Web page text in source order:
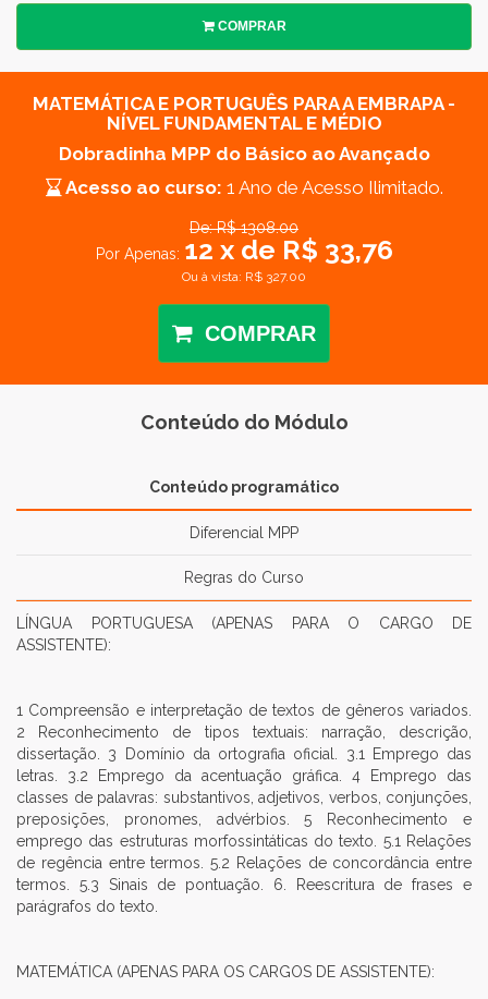
COMPRAR
MATEMÁTICA E PORTUGUÊS PARA A EMBRAPA -
NÍVEL FUNDAMENTAL E MÉDIO
Dobradinha MPP do Básico ao Avançado
Acesso ao curso: 1 Ano de Acesso Ilimitado.
De: R$ 1308.00
Por Apenas: 12 x de R$ 33,76
Ou à vista: R$ 327.00
COMPRAR
Conteúdo do Módulo
Conteúdo programático
Diferencial MPP
Regras do Curso
LÍNGUA PORTUGUESA (APENAS PARA O CARGO DE
ASSISTENTE):
1 Compreensão e interpretação de textos de gêneros variados.
2 Reconhecimento de tipos textuais: narração, descrição,
dissertação. 3 Domínio da ortografia oficial. 3.1 Emprego das
letras. 3.2 Emprego da acentuação gráfica. 4 Emprego das
classes de palavras: substantivos, adjetivos, verbos, conjunções,
preposições, pronomes, advérbios. 5 Reconhecimento e
emprego das estruturas morfossintáticas do texto. 5.1 Relações
de regência entre termos. 5.2 Relações de concordância entre
termos. 5.3 Sinais de pontuação. 6. Reescritura de frases e
parágrafos do texto.
MATEMÁTICA (APENAS PARA OS CARGOS DE ASSISTENTE):